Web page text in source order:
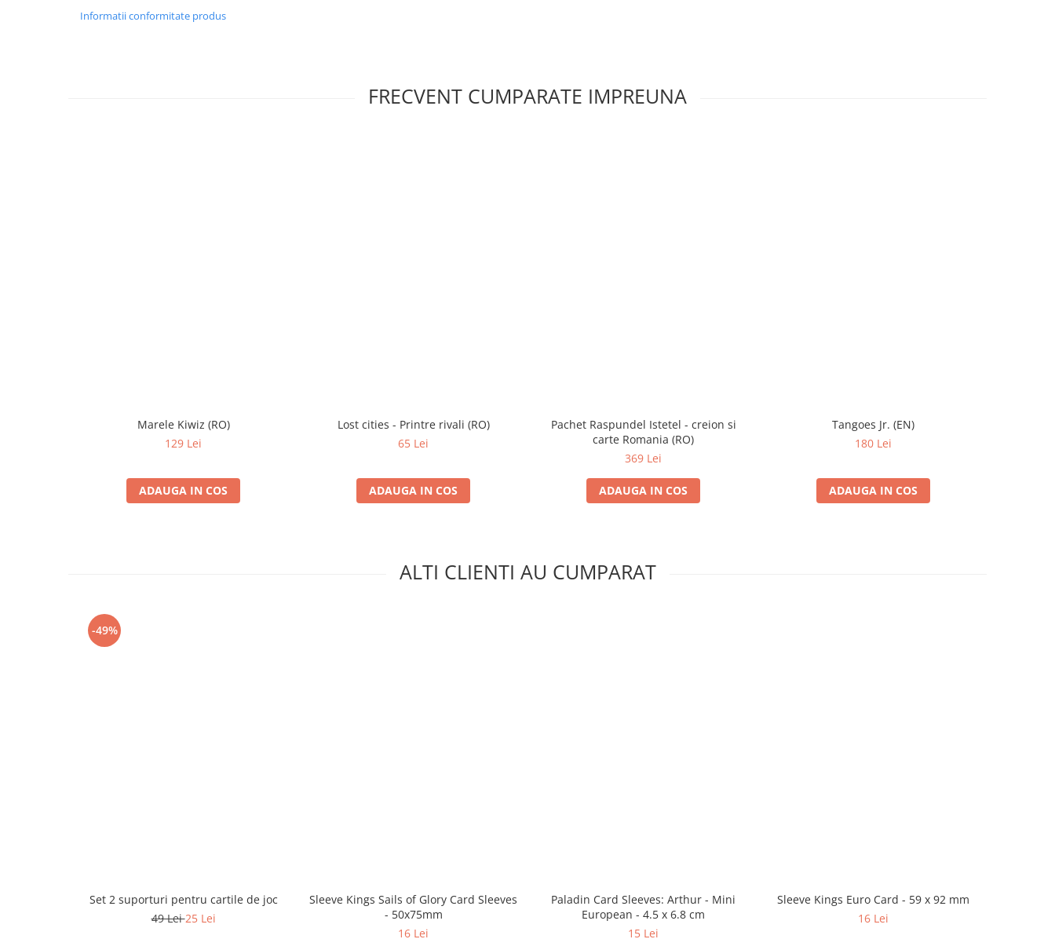
Informatii conformitate produs
FRECVENT CUMPARATE IMPREUNA
Marele Kiwiz (RO)
129 Lei
ADAUGA IN COS
Lost cities - Printre rivali (RO)
65 Lei
ADAUGA IN COS
Pachet Raspundel Istetel - creion si
carte Romania (RO)
369 Lei
ADAUGA IN COS
Tangoes Jr. (EN)
180 Lei
ADAUGA IN COS
ALTI CLIENTI AU CUMPARAT
-49%
Set 2 suporturi pentru cartile de joc
49 Lei25 Lei
Sleeve Kings Sails of Glory Card Sleeves
- 50x75mm
16 Lei
Paladin Card Sleeves: Arthur - Mini
European - 4.5 x 6.8 cm
15 Lei
Sleeve Kings Euro Card - 59 x 92 mm
16 Lei